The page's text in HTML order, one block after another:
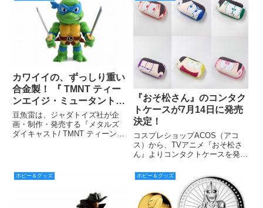
カワイイの、ずっしり重い
合金製！ 『 TMNT ティー
ンエイジ・ミュータント・
ニンジャ・タートルズ』か
ら、ダイキャスト製フィギ
ュアが登場！
豆魚雷は、ジャダトイズ社が企
画・制作・発売する『メタルズ
ダイキャスト/ TMNT ティーンエ
売する。
『おそ松さん』のコンタク
トケースが7月14日に発売
決定！
コスプレショップACOS（アコ
ス）から、TVアニメ『おそ松さ
ん』よりコンタクトケースを発売
ト各店にて7月14日（木）頃発売
予定。
ホビー＆グッズ ホビー＆グッズ